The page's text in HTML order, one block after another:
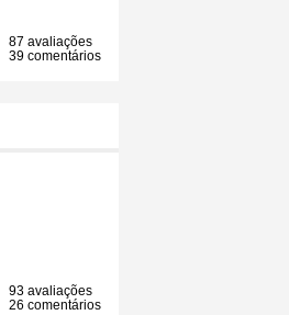
87 avaliações
39 comentários
93 avaliações
26 comentários